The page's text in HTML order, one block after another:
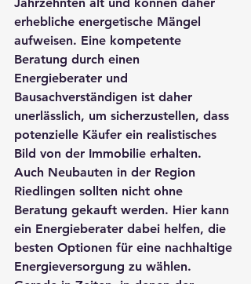
erhebliche energetische Mängel
aufweisen. Eine kompetente
Beratung durch einen
Energieberater und
Bausachverständigen ist daher
unerlässlich, um sicherzustellen, dass
potenzielle Käufer ein realistisches
Bild von der Immobilie erhalten.
Auch Neubauten in der Region
Riedlingen sollten nicht ohne
Beratung gekauft werden. Hier kann
ein Energieberater dabei helfen, die
besten Optionen für eine nachhaltige
Energieversorgung zu wählen.